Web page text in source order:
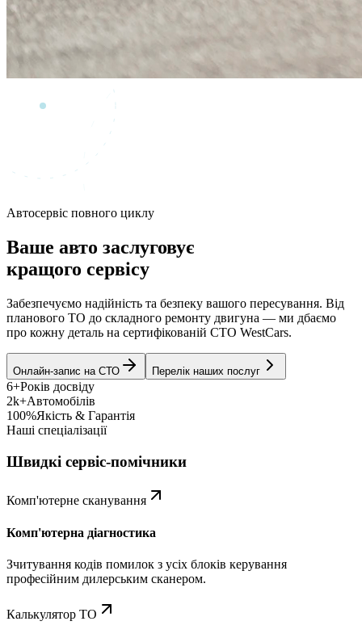
Автосервіс повного циклу
Ваше авто заслуговує
кращого сервісу
Забезпечуємо надійність та безпеку вашого пересування. Від
планового ТО до складного ремонту двигуна — ми дбаємо
про кожну деталь на сертифікованій СТО WestCars.
Онлайн-запис на СТО Перелік наших послуг
6+Років досвіду
2k+Автомобілів
100%Якість & Гарантія
Наші спеціалізації
Швидкі сервіс-помічники
Комп'ютерне сканування
Комп'ютерна діагностика
Зчитування кодів помилок з усіх блоків керування
професійним дилерським сканером.
Калькулятор ТО